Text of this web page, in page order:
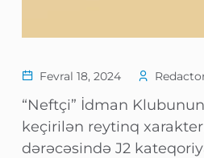
Fevral 18, 2024
“Neftçi” İdman
keçirilən reytinq
dərəcəsində J2